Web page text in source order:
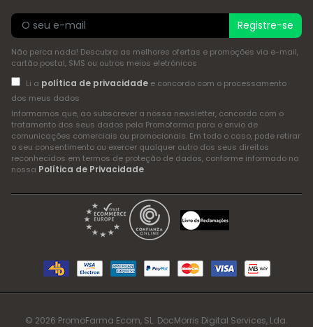
Registre-se
Não perca nada! Descubra as melhores ofertas e promoções via e-mail,
cartão postal, SMS ou outros meios eletrónicos
Li a política de privacidadee concordo com o processamento
dos meus dados
Informamos que, ao subscrever a nossa newsletter, concorda com o
tratamento dos seus dados pela Promofarma para o envio de
comunicações comerciais ou promocionais. Em todo o caso, pode retirar
o seu consentimento ou exercer qualquer outro dos seus direitos
reconhecidos em termos de proteção de dados, conforme informado na
nossa Política de Privacidade.
© 2026 PromoFarma Ecom, SL. DocMorris Digital Services, Lda.